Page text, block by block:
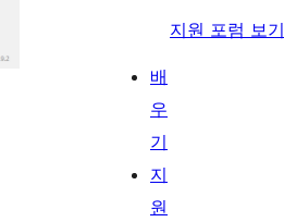
지원 포럼 보기
배
우
기
지
원